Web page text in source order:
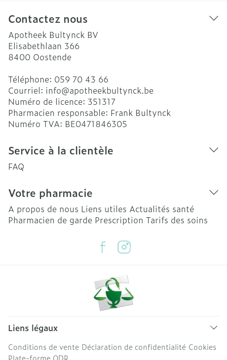
Contactez nous
Apotheek Bultynck BV
Elisabethlaan 366
8400 Oostende
Téléphone: 059 70 43 66
Courriel: info@apotheekbultynck.be
Numéro de licence: 351317
Pharmacien responsable: Frank Bultynck
Numéro TVA: BE0471846305
Service à la clientèle
FAQ
Votre pharmacie
A propos de nous Liens utiles Actualités santé
Pharmacien de garde Prescription Tarifs des soins
Liens légaux
Conditions de vente Déclaration de confidentialité Cookies
Plate-forme ODR